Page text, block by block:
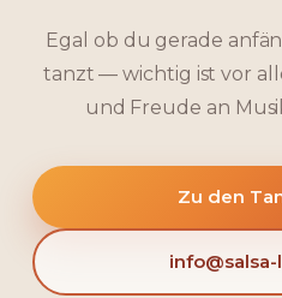
Egal ob du gerade
tanzt — wichtig ist vor
und Freude an
Zu den